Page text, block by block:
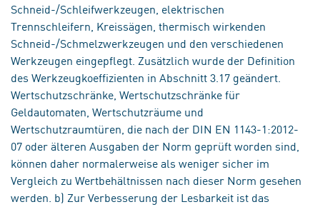
Schneid-/Schleifwerkzeugen, elektrischen
Trennschleifern, Kreissägen, thermisch wirkenden
Schneid-/Schmelzwerkzeugen und den verschiedenen
Werkzeugen eingepflegt. Zusätzlich wurde der Definition
des Werkzeugkoeffizienten in Abschnitt 3.17 geändert.
Wertschutzschränke, Wertschutzschränke für
Geldautomaten, Wertschutzräume und
Wertschutzraumtüren, die nach der DIN EN 1143-1:2012-
07 oder älteren Ausgaben der Norm geprüft worden sind,
können daher normalerweise als weniger sicher im
Vergleich zu Wertbehältnissen nach dieser Norm gesehen
werden. b) Zur Verbesserung der Lesbarkeit ist das